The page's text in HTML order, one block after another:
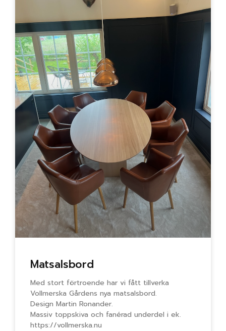
Matsalsbord
Med stort förtroende har vi fått tillverka
Vollmerska Gårdens nya matsalsbord.
Design Martin Ronander.
Massiv toppskiva och fanérad underdel i ek.
https://vollmerska.nu